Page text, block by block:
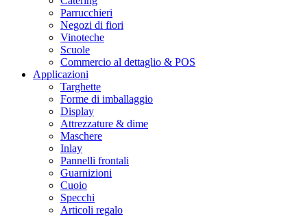
Parrucchieri
Negozi di fiori
Vinoteche
Scuole
Commercio al dettaglio & POS
Applicazioni
Targhette
Forme di imballaggio
Display
Attrezzature & dime
Maschere
Inlay
Pannelli frontali
Guarnizioni
Cuoio
Specchi
Articoli regalo